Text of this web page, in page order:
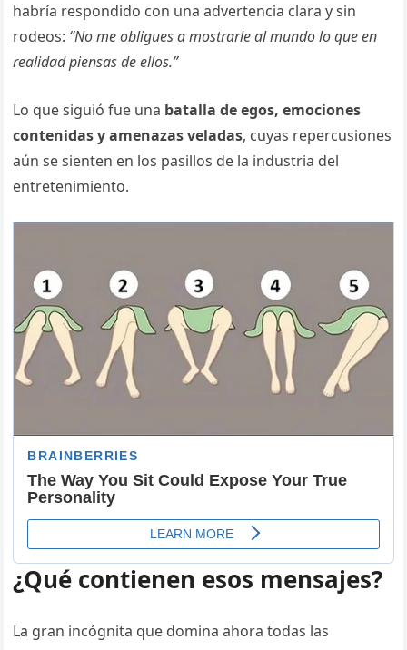
habría respondido con una advertencia clara y sin
rodeos: “No me obligues a mostrarle al mundo lo que en
realidad piensas de ellos.”
Lo que siguió fue una batalla de egos, emociones
contenidas y amenazas veladas, cuyas repercusiones
aún se sienten en los pasillos de la industria del
entretenimiento.
¿Qué contienen esos mensajes?
La gran incógnita que domina ahora todas las